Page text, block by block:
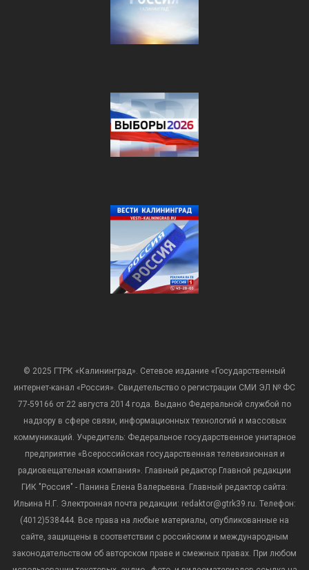
© 2025 ГТРК «Калининград». Сетевое издание «Государственный
интернет-канал «Россия». Свидетельство о регистрации СМИ ЭЛ № ФС
77-59166 от 22 августа 2014 года. Выдано Федеральной службой по
надзору в сфере связи, информационных технологий и массовых
коммуникаций. Учредитель: Федеральное государственное унитарное
предприятие «Всероссийская государственная телевизионная и
радиовещательная компания». Главный редактор Главной редакции
ГИК "Россия" - Панина Елена Валерьевна. Главный редактор сайта:
Ильина Н.Г. Электронная почта редакции: redaktor@gtrk39.ru. Телефон:
(4012)538444. Все права на любые материалы, опубликованные на
сайте, защищены в соответствии с российским и международным
законодательством об авторском праве и смежных правах. При любом